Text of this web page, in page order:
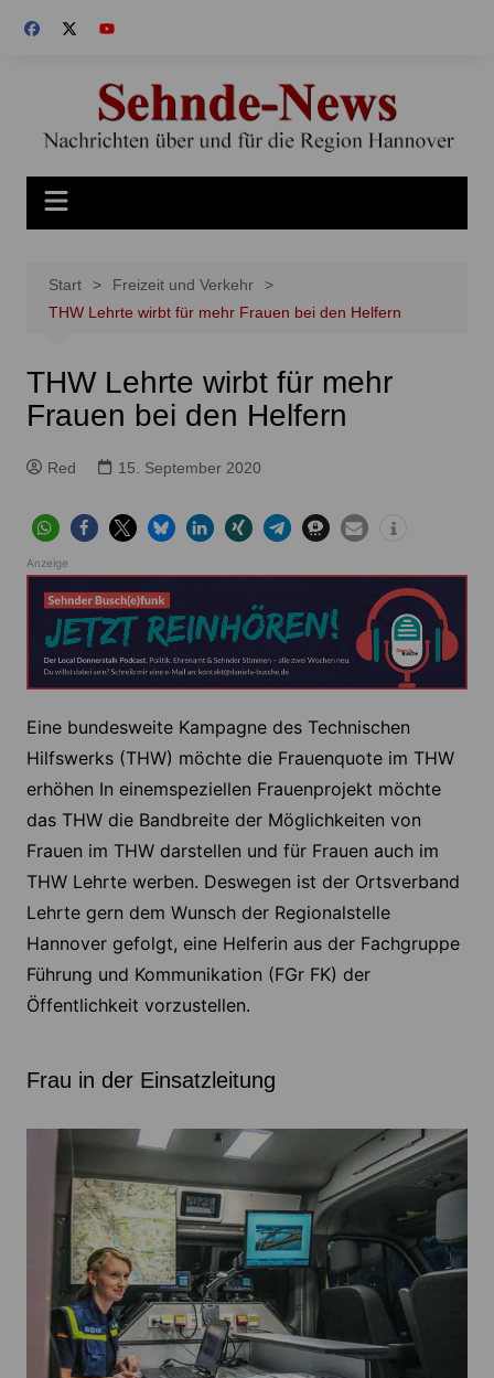
Inhalt
Start
Freizeit und Verkehr
THW Lehrte wirbt für mehr Frauen bei den Helfern
THW Lehrte wirbt für mehr
Frauen bei den Helfern
Red 15. September 2020
Anzeige
Eine bundesweite Kampagne des Technischen
Hilfswerks (THW) möchte die Frauenquote im THW
erhöhen In einemspeziellen Frauenprojekt möchte
das THW die Bandbreite der Möglichkeiten von
Frauen im THW darstellen und für Frauen auch im
THW Lehrte werben. Deswegen ist der Ortsverband
Lehrte gern dem Wunsch der Regionalstelle
Hannover gefolgt, eine Helferin aus der Fachgruppe
Führung und Kommunikation (FGr FK) der
Öffentlichkeit vorzustellen.
Frau in der Einsatzleitung